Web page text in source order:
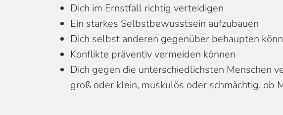
Dich im Ernstfall richtig verteidigen
Ein starkes Selbstbewusstsein aufzubauen
Dich selbst anderen gegenüber behaupten
Konflikte präventiv vermeiden können
Dich gegen die unterschiedlichsten Menschen
groß oder klein, muskulös oder schmächtig, ob